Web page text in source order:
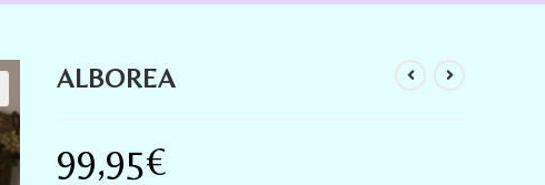
ALBOREA
99,95€